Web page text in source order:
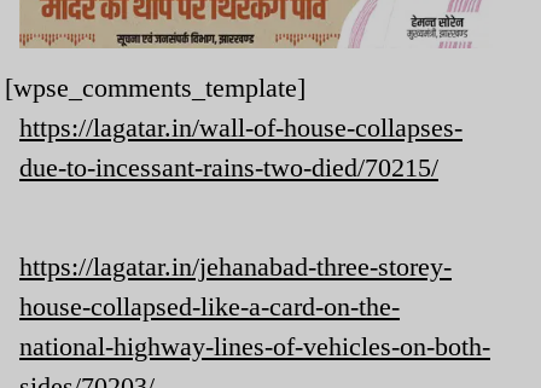
[wpse_comments_template]
https://lagatar.in/wall-of-house-collapses-
due-to-incessant-rains-two-died/70215/
https://lagatar.in/jehanabad-three-storey-
house-collapsed-like-a-card-on-the-
national-highway-lines-of-vehicles-on-both-